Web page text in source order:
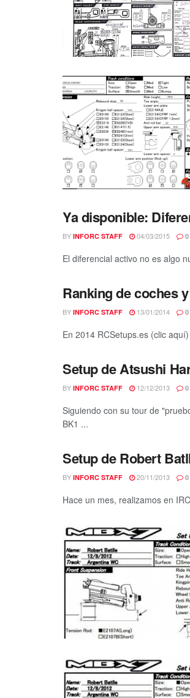
Ya disponible:
BY INFORC STAFF 04/03/2015 0
El diferencial activo no es algo
Ranking de coches
BY INFORC STAFF 13/01/2014 0
En 2014 RCSetups.es (clic
Setup de Atsushi
BY INFORC STAFF 12/12/2013 0
Siguiendo con su tour de
BK1 ...
Setup de Robert
BY INFORC STAFF 20/11/2013 0
Hace un mes, realizamos en